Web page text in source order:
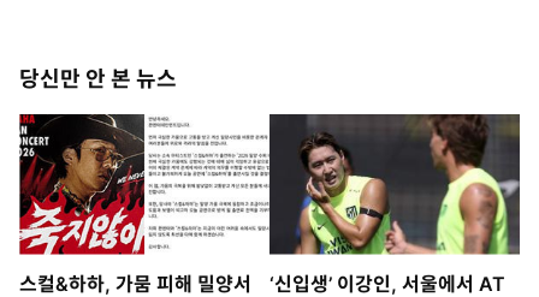
당신만 안 본 뉴스
스컬&하하, 가뭄 피해 밀양서
‘신입생’ 이강인, 서울에서 AT